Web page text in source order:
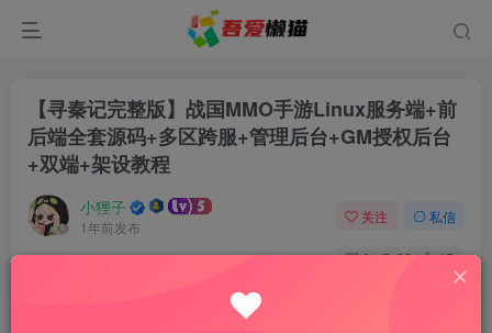
【寻秦记完整版】战国MMO手游Linux服务端+前
后端全套源码+多区跨服+管理后台+GM授权后台
+双端+架设教程
小狸子
1年前发布
关注 私信
0 93 15